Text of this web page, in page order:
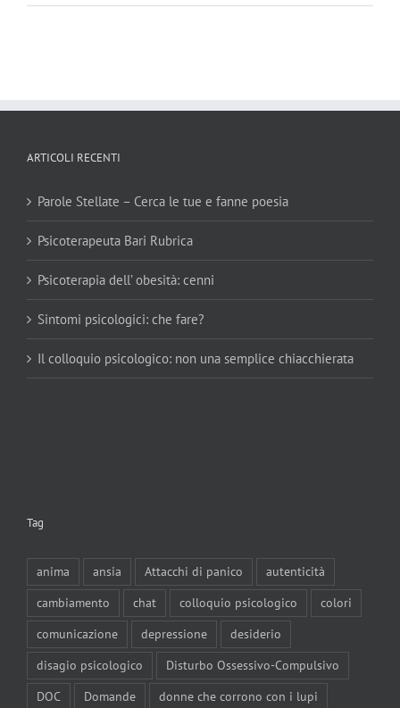
ARTICOLI RECENTI
Parole Stellate – Cerca le tue e fanne poesia
Psicoterapeuta Bari Rubrica
Psicoterapia dell’ obesità: cenni
Sintomi psicologici: che fare?
Il colloquio psicologico: non una semplice chiacchierata
Tag
anima ansia Attacchi di panico
autenticità
cambiamento
chat colloquio psicologico
colori
comunicazione
depressione
desiderio
disagio psicologico
Disturbo Ossessivo-Compulsivo
DOC
Domande donne che corrono con i lupi